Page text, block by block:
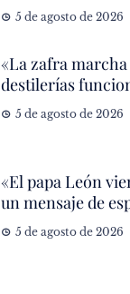
5 de agosto de 2026
«La zafra
destilerías
5 de agosto de 2026
«El papa León
un mensaje de
5 de agosto de 2026